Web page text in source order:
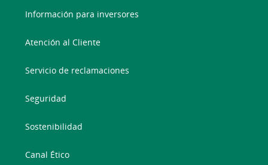
Información para inversores
Atención al Cliente
Servicio de reclamaciones
Seguridad
Sostenibilidad
Canal Ético